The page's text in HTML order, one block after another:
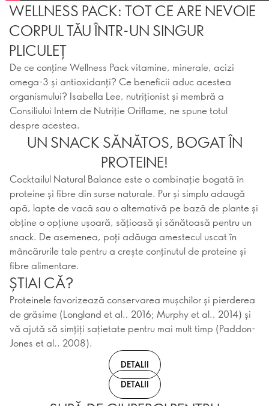
WELLNESS PACK: TOT CE ARE NEVOIE
CORPUL TĂU ÎNTR-UN SINGUR
PLICULEȚ
De ce conține Wellness Pack vitamine, minerale, acizi
omega-3 și antioxidanți? Ce beneficii aduc acestea
organismului? Isabella Lee, nutriționist și membră a
Consiliului Intern de Nutriție Oriflame, ne spune totul
despre acestea.
UN SNACK SĂNĂTOS, BOGAT ÎN
PROTEINE!
Cocktailul Natural Balance este o combinație bogată în
proteine și fibre din surse naturale. Pur și simplu adaugă
apă, lapte de vacă sau o alternativă pe bază de plante și
obține o opțiune ușoară, sățioasă și sănătoasă pentru un
snack. De asemenea, poți adăuga amestecul uscat în
mâncărurile tale pentru a crește conținutul de proteine și
fibre alimentare.
ȘTIAI CĂ?
Proteinele favorizează conservarea mușchilor și pierderea
de grăsime (Longland et al., 2016; Murphy et al., 2014) și
vă ajută să simțiți sațietate pentru mai mult timp (Paddon-
Jones et al., 2008).
DETALII
DETALII